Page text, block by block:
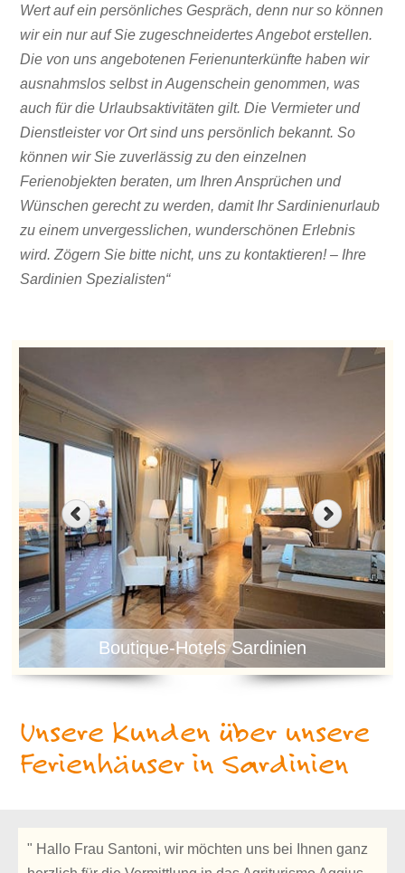
Wert auf ein persönliches Gespräch, denn nur so können
wir ein nur auf Sie zugeschneidertes Angebot erstellen.
Die von uns angebotenen Ferienunterkünfte haben wir
ausnahmslos selbst in Augenschein genommen, was
auch für die Urlaubsaktivitäten gilt. Die Vermieter und
Dienstleister vor Ort sind uns persönlich bekannt. So
können wir Sie zuverlässig zu den einzelnen
Ferienobjekten beraten, um Ihren Ansprüchen und
Wünschen gerecht zu werden, damit Ihr Sardinienurlaub
zu einem unvergesslichen, wunderschönen Erlebnis
wird. Zögern Sie bitte nicht, uns zu kontaktieren! – Ihre
Sardinien Spezialisten“
Boutique-Hotels Sardinien
Unsere Kunden über unsere
Ferienhäuser in Sardinien
" Hallo Frau Santoni, wir möchten uns bei Ihnen ganz